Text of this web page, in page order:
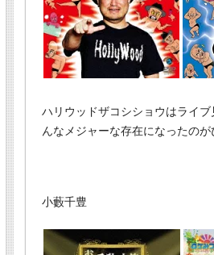
ハリウッドザコシショウはライ
んなメジャーな存在になったの
小藪千豊